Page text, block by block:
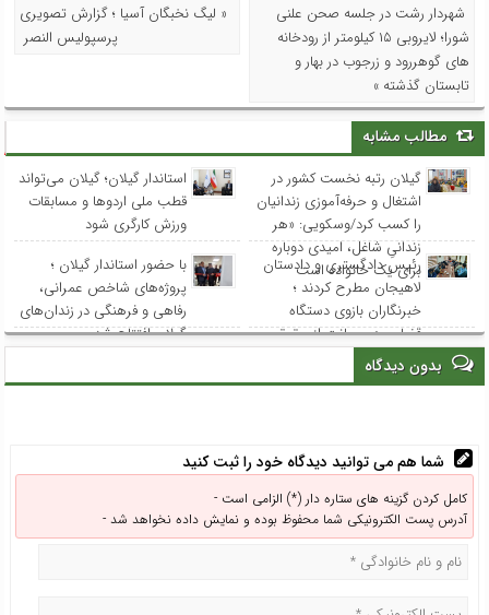
شهردار رشت در جلسه صحن علنی
شورا؛ لایروبی ۱۵ کیلومتر از رودخانه
های گوهررود و زرجوب در بهار و
تابستان گذشته »
« لیگ نخبگان آسیا ؛ گزارش تصویری
پرسپولیس النصر
مطالب مشابه
گیلان رتبه نخست کشور در
اشتغال و حرفه‌آموزی زندانیان
را کسب کرد/وسکویی: «هر
زندانیِ شاغل، امیدی دوباره
برای یک خانواده است
استاندار گیلان؛ گیلان می‌تواند
قطب ملی اردوها و مسابقات
ورزش کارگری شود
رئیس دادگستری و دادستان
لاهیجان مطرح کردند ؛
خبرنگاران بازوی دستگاه
قضایی در صیانت از حقوق
عامه هستند
با حضور استاندار گیلان ؛
پروژه‌های شاخص عمرانی،
رفاهی و فرهنگی در زندان‌های
گیلان افتتاح شد
بدون دیدگاه
شما هم می توانید دیدگاه خود را ثبت کنید
کامل کردن گزینه های ستاره دار (*) الزامی است -
آدرس پست الکترونیکی شما محفوظ بوده و نمایش داده نخواهد شد -